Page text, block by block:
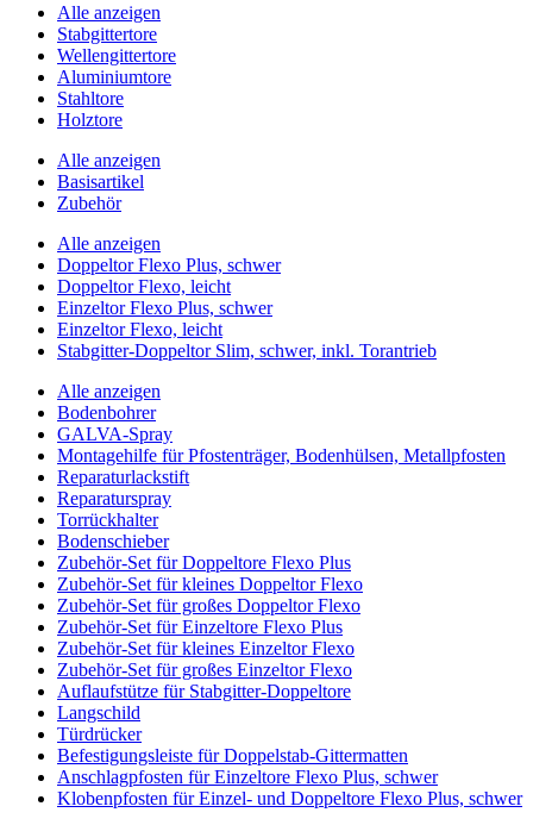
Alle anzeigen
Stabgittertore
Wellengittertore
Aluminiumtore
Stahltore
Holztore
Alle anzeigen
Basisartikel
Zubehör
Alle anzeigen
Doppeltor Flexo Plus, schwer
Doppeltor Flexo, leicht
Einzeltor Flexo Plus, schwer
Einzeltor Flexo, leicht
Stabgitter-Doppeltor Slim, schwer, inkl. Torantrieb
Alle anzeigen
Bodenbohrer
GALVA-Spray
Montagehilfe für Pfostenträger, Bodenhülsen, Metallpfosten
Reparaturlackstift
Reparaturspray
Torrückhalter
Bodenschieber
Zubehör-Set für Doppeltore Flexo Plus
Zubehör-Set für kleines Doppeltor Flexo
Zubehör-Set für großes Doppeltor Flexo
Zubehör-Set für Einzeltore Flexo Plus
Zubehör-Set für kleines Einzeltor Flexo
Zubehör-Set für großes Einzeltor Flexo
Auflaufstütze für Stabgitter-Doppeltore
Langschild
Türdrücker
Befestigungsleiste für Doppelstab-Gittermatten
Anschlagpfosten für Einzeltore Flexo Plus, schwer
Klobenpfosten für Einzel- und Doppeltore Flexo Plus, schwer